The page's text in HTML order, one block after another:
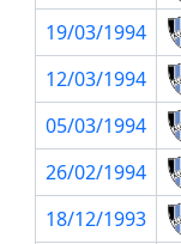
19/03/1994
12/03/1994
05/03/1994
26/02/1994
18/12/1993